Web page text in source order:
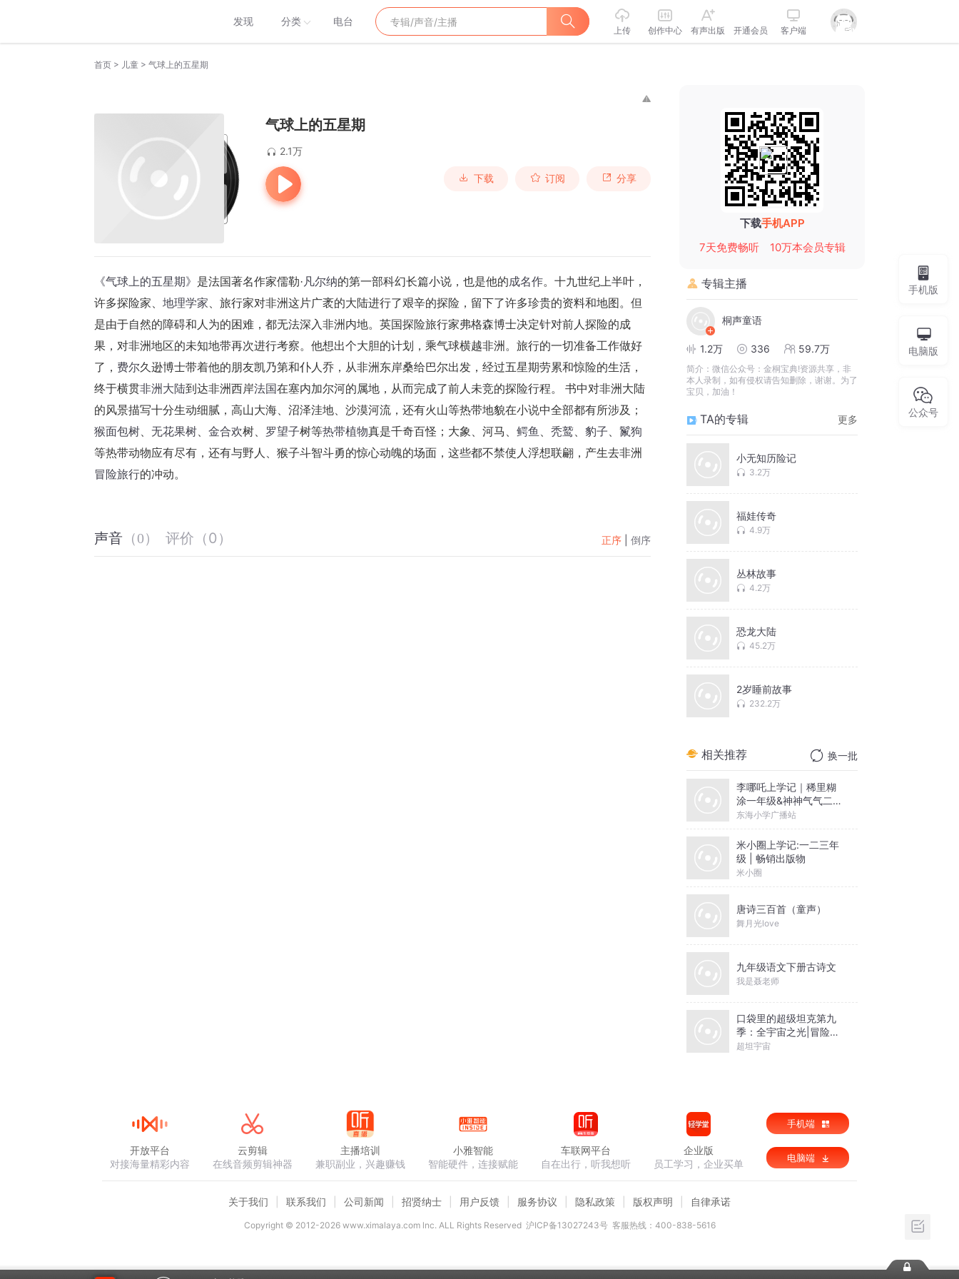
发现 分类 电台
上传 创作中心 有声出版 开通会员 客户端
首页 > 儿童 > 气球上的五星期
气球上的五星期
2.1万
下载 订阅 分享
《气球上的五星期》 是法国著名作家儒勒· 凡尔纳的第一部科幻长篇小说，也是他的成名作。十九世纪上半叶，
许多探险家、 地理学家 、旅行家对非洲这片广袤的大陆进行了艰辛的探险，留下了许多珍贵的资料和地图。但
是由于自然的障碍和人为的困难，都无法深入非洲内地。英国探险旅行家弗格森博士决定针对前人探险的成
果，对非洲地区的未知地带再次进行考察。他想出个大胆的计划，乘气球横越非洲。旅行的一切准备工作做好
了， 费尔久逊博士带着他的朋友凯乃第和仆人乔，从非洲东岸桑给巴尔出发，经过五星期劳累和惊险的生活，
终于横贯非洲大陆到达非洲西岸法国在塞内加尔河的属地，从而完成了前人未竞的探险行程。 书中对非洲大陆
的风景描写十分生动细腻，高山大海、沼泽洼地、沙漠河流，还有火山等热带地貌在小说中全部都有所涉及；
猴面包树
无花果树 金合欢树、 罗望子树等热带植物真是千奇百怪；大象、河马、 鳄鱼 秃鹫 豹子
鬣狗
等热带动物应有尽有，还有与野人、猴子斗智斗勇的惊心动魄的场面，这些都不禁使人浮想联翩，产生去非洲
冒险旅行的冲动。
声音 （0） 评价 （0 ） 正序 倒序
下载手机APP
7天免费畅听
10万本会员专辑
专辑主播
桐声童语
1.2万 336 59.7万
简介： 微信公众号：金桐宝典!资源共享，非
本人录制，如有侵权请告知删除，谢谢。为了
宝贝，加油！
TA的专辑 更多
小无知历险记
3.2万
福娃传奇
4.9万
丛林故事
4.2万
恐龙大陆
45.2万
2岁睡前故事
232.2万
相关推荐 换一批
李哪吒上学记｜稀里糊
涂一年级&神神气气二年
级
东海小学广播站
米小圈上学记:一二三年
级 | 畅销出版物
米小圈
唐诗三百首（童声）
舞月光love
九年级语文下册古诗文
我是聂老师
口袋里的超级坦克第九
季：全宇宙之光|冒险故
事|超能装甲兵团
超坦宇宙
手机版
电脑版
公众号
开放平台
对接海量精彩内容
云剪辑
在线音频剪辑神器
主播培训
兼职副业，兴趣赚钱
小雅智能
智能硬件，连接赋能
车联网平台
自在出行，听我想听
企业版
员工学习，企业买单
手机端
电脑端
关于我们 联系我们 公司新闻 招贤纳士 用户反馈 服务协议 隐私政策 版权声明 自律承诺
Copyright © 2012-2026www.ximalaya.com lnc. ALL Rights Reserved 沪ICP备13027243号 客服热线：400-838-5616